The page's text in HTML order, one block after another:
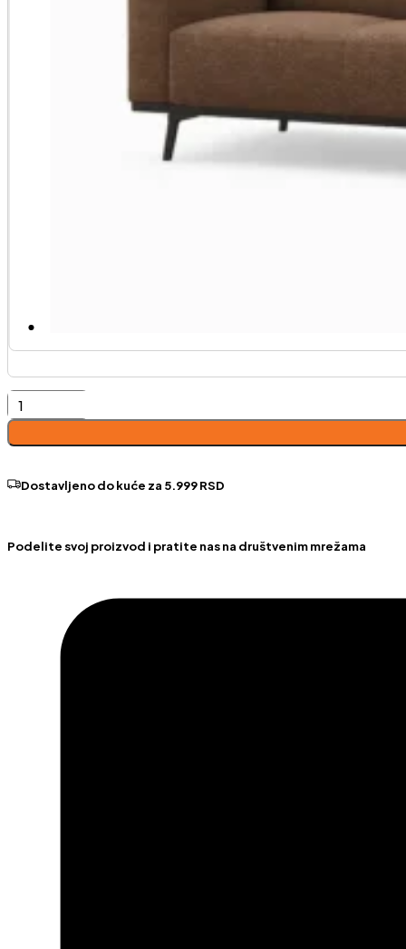
Statment
fotelja
količina
Dostavljeno do kuće za 5.999 RSD
Podelite svoj proizvod i pratite nas na društvenim mrežama